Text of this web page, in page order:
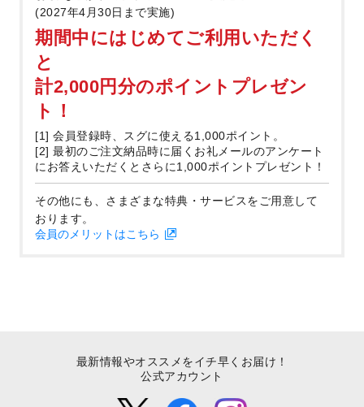
(2027年4月30日まで実施)
期間中にはじめてご利用いただく
と
計2,000円分のポイントプレゼン
ト！
[1] 会員登録時、スグに使える1,000ポイント。
[2] 最初のご注文納品時に届くお礼メールのアンケート
にお答えいただくとさらに1,000ポイントプレゼント！
その他にも、さまざまな特典・サービスをご用意して
おります。
会員のメリットはこちら
最新情報やオススメをイチ早くお届け！
公式アカウント